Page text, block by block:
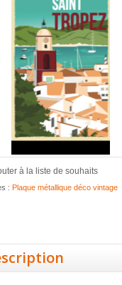
à la liste de souhaits
: Plaque métallique déco vintage